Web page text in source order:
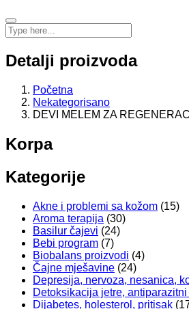
Detalji proizvoda
Početna
Nekategorisano
DEVI MELEM ZA
Korpa
Kategorije
Akne i problemi sa kožom (15)
Aroma terapija (30)
Basilur čajevi (24)
Bebi program (7)
Biobalans proizvodi (4)
Čajne mješavine (24)
Depresija, nervoza, nesanica,
Detoksikacija jetre,
Dijabetes, holesterol, pritisak